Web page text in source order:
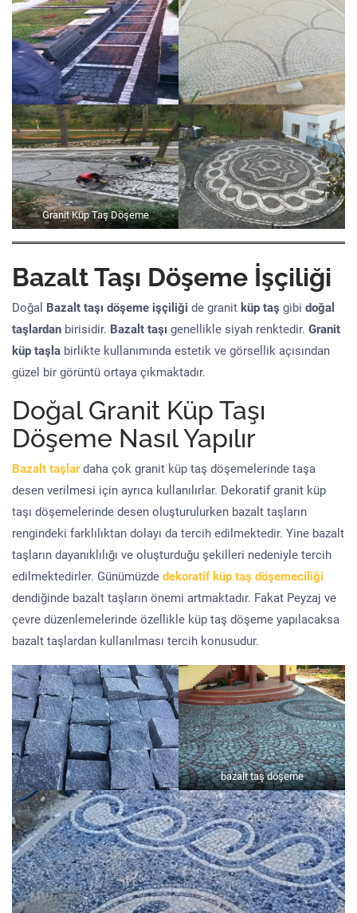
Granit Küp Taş Döşeme
Bazalt Taşı Döşeme İşçiliği
Doğal Bazalt taşı döşeme işçiliği de granit küp taş gibi doğal
taşlardan birisidir. Bazalt taşı genellikle siyah renktedir. Granit
küp taşla birlikte kullanımında estetik ve görsellik açısından
güzel bir görüntü ortaya çıkmaktadır.
Doğal Granit Küp Taşı
Döşeme Nasıl Yapılır
Bazalt taşlardaha çok granit küp taş döşemelerinde taşa
desen verilmesi için ayrıca kullanılırlar. Dekoratif granit küp
taşı döşemelerinde desen oluşturulurken bazalt taşların
rengindeki farklılıktan dolayı da tercih edilmektedir. Yine bazalt
taşların dayanıklılığı ve oluşturduğu şekilleri nedeniyle tercih
edilmektedirler. Günümüzde dekoratif küp taş döşemeciliği
dendiğinde bazalt taşların önemi artmaktadır. Fakat Peyzaj ve
çevre düzenlemelerinde özellikle küp taş döşeme yapılacaksa
bazalt taşlardan kullanılması tercih konusudur.
bazalt taş döşeme